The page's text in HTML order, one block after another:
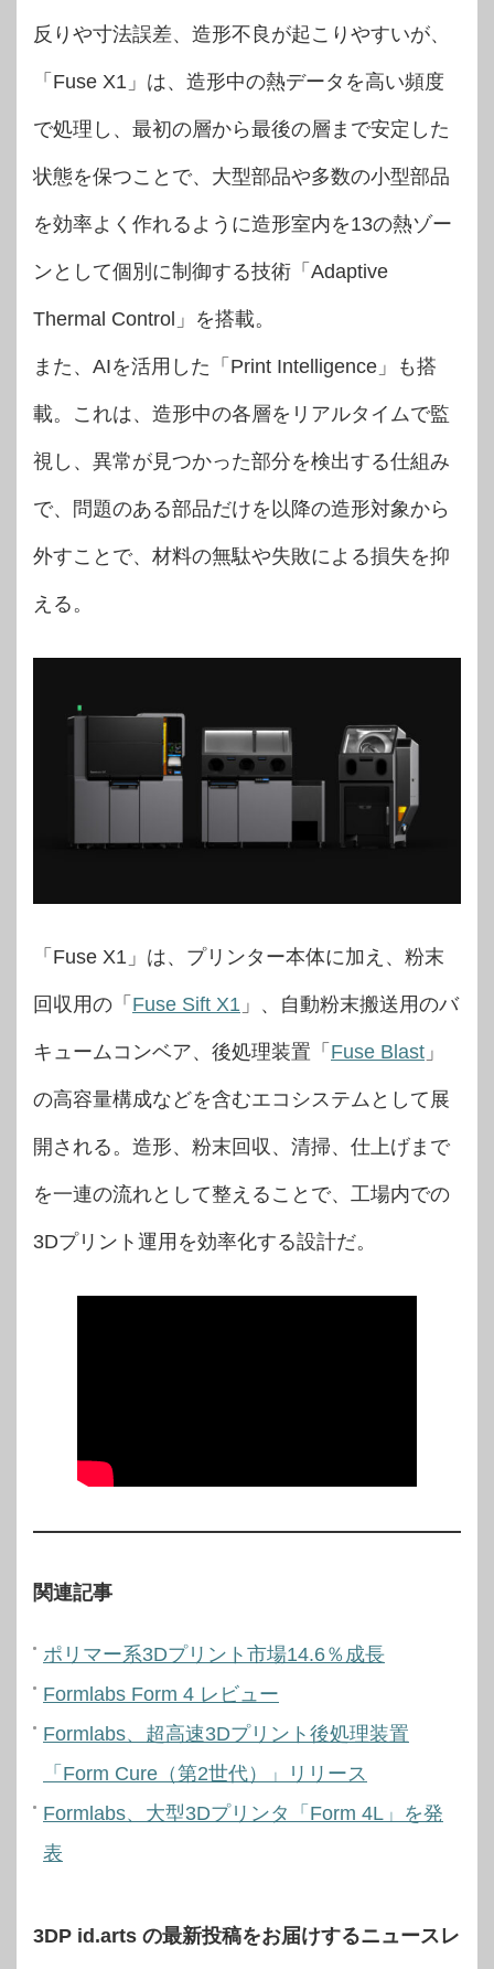
反りや寸法誤差、造形不良が起こりやすいが、
「Fuse X1」は、造形中の熱データを高い頻度
で処理し、最初の層から最後の層まで安定した
状態を保つことで、大型部品や多数の小型部品
を効率よく作れるように造形室内を13の熱ゾー
ンとして個別に制御する技術「Adaptive
Thermal Control」を搭載。
また、AIを活用した「Print Intelligence」も搭
載。これは、造形中の各層をリアルタイムで監
視し、異常が見つかった部分を検出する仕組み
で、問題のある部品だけを以降の造形対象から
外すことで、材料の無駄や失敗による損失を抑
える。
「Fuse X1」は、プリンター本体に加え、粉末
回収用の「 Fuse Sift X1 」、自動粉末搬送用のバ
キュームコンベア、後処理装置「 Fuse Blast 」
の高容量構成などを含むエコシステムとして展
開される。造形、粉末回収、清掃、仕上げまで
を一連の流れとして整えることで、工場内での
3Dプリント運用を効率化する設計だ。
関連記事
ポリマー系3Dプリント市場14.6％成長
Formlabs Form 4 レビュー
Formlabs、超高速3Dプリント後処理装置
「Form Cure（第2世代）」リリース
Formlabs、大型3Dプリンタ「Form 4L」を発
表
3DP id.arts の最新投稿をお届けするニュースレ